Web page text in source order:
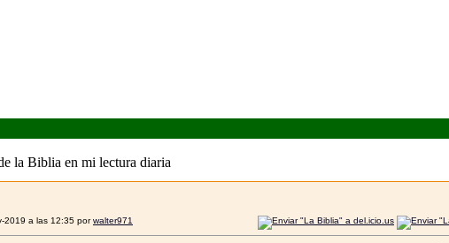
la Biblia en mi lectura diaria
2019 a las 12:35 porwalter971